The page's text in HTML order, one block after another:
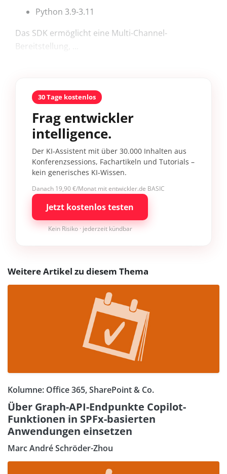
Python 3.9-3.11
Das SDK ermöglicht eine Multi-Channel-
Bereitstellung, ...
30 Tage kostenlos
Frag entwickler
intelligence.
Der KI-Assistent mit über 30.000 Inhalten aus
Konferenzsessions, Fachartikeln und Tutorials –
kein generisches KI-Wissen.
Danach 19,90 €/Monat mit entwickler.de BASIC
Jetzt kostenlos testen
Kein Risiko · jederzeit kündbar
Weitere Artikel zu diesem Thema
Kolumne: Office 365, SharePoint & Co.
Über Graph-API-Endpunkte Copilot-
Funktionen in SPFx-basierten
Anwendungen einsetzen
Marc André Schröder-Zhou